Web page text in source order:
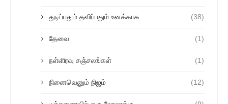
துடிப்பதும் தவிப்பதும் உனக்காக (38)
தேவை (1)
நள்ளிரவு சஞ்சலங்கள் (1)
நினைவெனும் நிஜம் (12)